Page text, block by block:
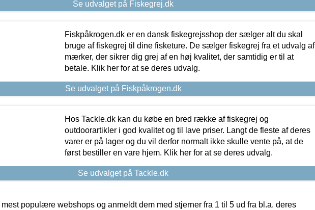
Se udvalget på Fiskegrej.dk
Fiskpåkrogen.dk er en dansk fiskegrejsshop der sælger alt du skal
bruge af fiskegrej til dine fisketure. De sælger fiskegrej fra et udvalg af
mærker, der sikrer dig grej af en høj kvalitet, der samtidig er til at
betale. Klik her for at se deres udvalg.
Se udvalget på Fiskpåkrogen.dk
Hos Tackle.dk kan du købe en bred række af fiskegrej og
outdoorartikler i god kvalitet og til lave priser. Langt de fleste af deres
varer er på lager og du vil derfor normalt ikke skulle vente på, at de
først bestiller en vare hjem. Klik her for at se deres udvalg.
Se udvalget på Tackle.dk
populære webshops og anmeldt dem med stjerner fra 1 til 5 ud fra bl.a. deres